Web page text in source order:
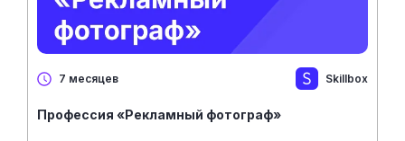
7 месяцев Skillbox
Профессия «Рекламный фотограф»